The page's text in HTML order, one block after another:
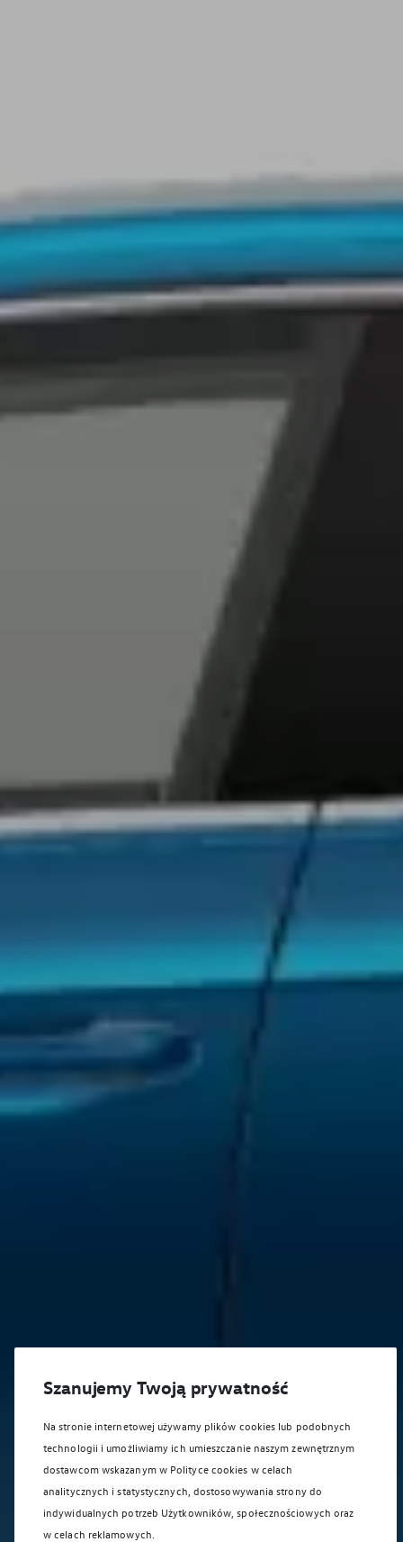
Szanujemy Twoją prywatność
Na stronie internetowej używamy plików cookies lub podobnych
technologii i umożliwiamy ich umieszczanie naszym zewnętrznym
dostawcom wskazanym w Polityce cookies w celach
analitycznych i statystycznych, dostosowywania strony do
indywidualnych potrzeb Użytkowników, społecznościowych oraz
w celach reklamowych.